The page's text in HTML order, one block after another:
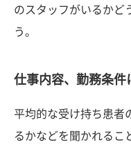
のスタッフがいるかど
う。
仕事内容、勤務条件
平均的な受け持ち患者
るかなどを聞かれるこ